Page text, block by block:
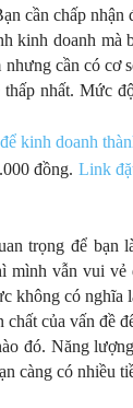
cần chấp nhận
kinh doanh mà
nhưng cần có cơ
nhất. Mức
đồng. Link
trọng để bạn
mình vẫn vui
không có nghĩa
chất của vấn đề
đó. Năng
càng có nhiều